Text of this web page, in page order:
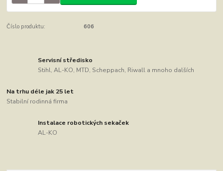
Číslo produktu: 606
Servisní středisko
Stihl, AL-KO, MTD, Scheppach, Riwall a mnoho dalších
Na trhu déle jak 25 let
Stabilní rodinná firma
Instalace robotických sekaček
AL-KO